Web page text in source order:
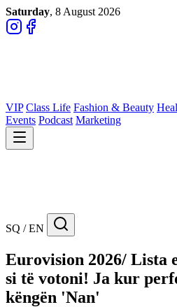
Saturday, 8 August 2026
VIP Class Life Fashion & Beauty
Events Podcast Marketing
SQ / EN
Eurovision 2026/ Lista
si të votoni! Ja kur
këngën 'Nan'